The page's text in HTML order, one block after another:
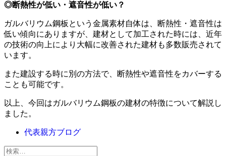
◎断熱性が低い・遮音性が低い？
ガルバリウム鋼板という金属素材自体は、断熱性・遮音性は
低い傾向にありますが、建材として加工された時には、近年
の技術の向上により大幅に改善された建材も多数販売されて
います。
また建設する時に別の方法で、断熱性や遮音性をカバーする
ことも可能です。
以上、今回はガルバリウム鋼板の建材の特徴について解説し
ました。
代表親方ブログ
検